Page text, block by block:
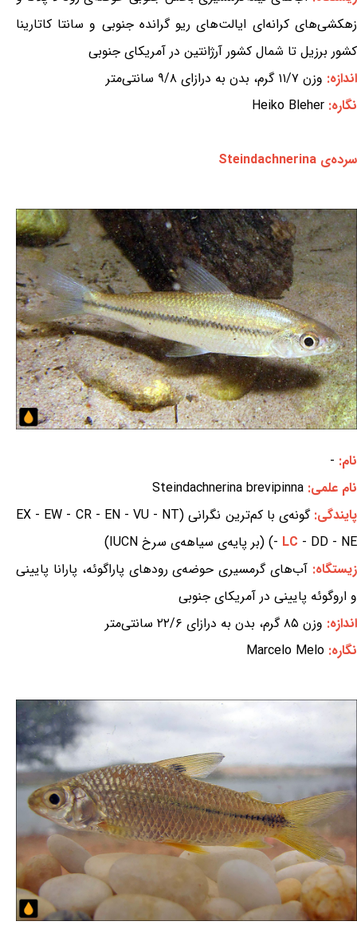
زهکشی‌های کرانه‌ای ایالت‌های ریو گرانده جنوبی و سانتا کاتارینا
کشور برزیل تا شمال کشور آرژانتین در آمریکای جنوبی
اندازه: وزن ۱۱/۷ گرم، بدن به درازای ۹/۸ سانتی‌متر
نگاره: Heiko Bleher
سرده‌ی Steindachnerina
نام: -
نام علمی: Steindachnerina brevipinna
پایندگی:
گونه‌ی با کم‌ترین نگرانی (EX - EW - CR - EN - VU - NT
- LC - DD - NE) (بر پایه‌ی سیاهه‌ی سرخ IUCN)
زیستگاه: آب‌های گرمسیری حوضه‌ی رودهای پاراگوئه، پارانا پایینی
و اروگوئه پایینی در آمریکای جنوبی
اندازه: وزن ۸۵ گرم، بدن به درازای ۲۲/۶ سانتی‌متر
نگاره: Marcelo Melo